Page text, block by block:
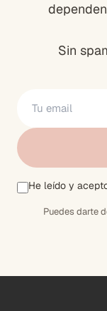
Sin
He leído y
Puedes darte